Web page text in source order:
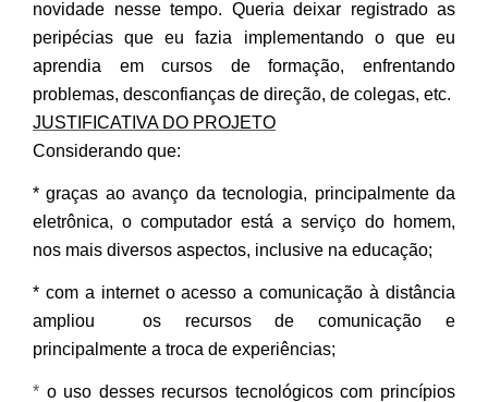
novidade nesse tempo. Queria deixar registrado as
peripécias que eu fazia implementando o que eu
aprendia em cursos de formação, enfrentando
problemas, desconfianças de direção, de colegas, etc.
JUSTIFICATIVA DO PROJETO
Considerando que:
* graças ao avanço da tecnologia, principalmente da
eletrônica, o computador está a serviço do homem,
nos mais diversos aspectos, inclusive na educação;
* com a internet o acesso a comunicação à distância
ampliou os recursos de comunicação e
principalmente a troca de experiências;
* o uso desses recursos tecnológicos com princípios